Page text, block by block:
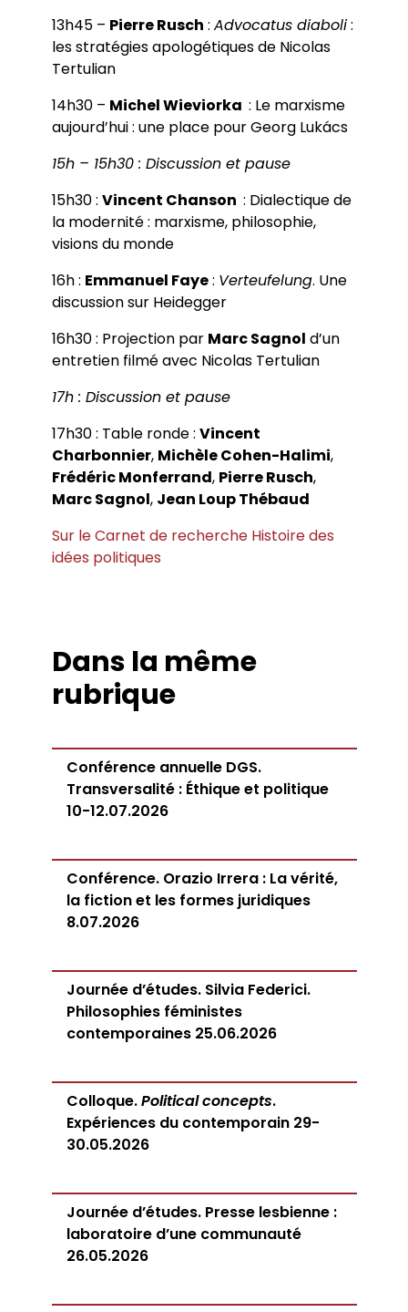
13h45 – Pierre Rusch : Advocatus diaboli:
les stratégies apologétiques de Nicolas
Tertulian
14h30 – Michel Wieviorka : Le marxisme
aujourd’hui : une place pour Georg Lukács
15h – 15h30 : Discussion et pause
15h30 : Vincent Chanson : Dialectique de
la modernité : marxisme, philosophie,
visions du monde
16h : Emmanuel Faye: Verteufelung. Une
discussion sur Heidegger
16h30 : Projection par Marc Sagnol d’un
entretien filmé avec Nicolas Tertulian
17h : Discussion et pause
17h30 : Table ronde : Vincent
Charbonnier, Michèle Cohen-Halimi,
Frédéric Monferrand, Pierre Rusch,
Marc Sagnol, Jean Loup Thébaud
Sur le Carnet de recherche Histoire des
idées politiques
Dans la même
rubrique
Conférence annuelle DGS.
Transversalité : Éthique et politique
10-12.07.2026
Conférence. Orazio Irrera : La vérité,
la fiction et les formes juridiques
8.07.2026
Journée d’études. Silvia Federici.
Philosophies féministes
contemporaines 25.06.2026
Colloque.Political concepts.
Expériences du contemporain 29-
30.05.2026
Journée d’études. Presse lesbienne :
laboratoire d’une communauté
26.05.2026